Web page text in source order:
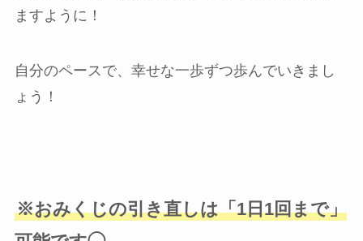
ますように！
自分のペースで、幸せな一歩ずつ歩んでいきまし
ょう！
※おみくじの引き直しは「1日1回まで」